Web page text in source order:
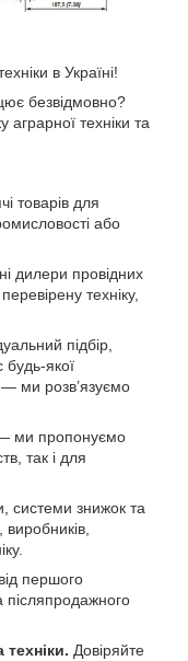
в Україні!
безвідмовно?
техніки та
товарів для
або
дилери провідних
техніку,
підбір,
будь-якої
ми розв’язуємо
ми пропонуємо
так і для
системи знижок та
виробників,
першого
післяпродажного
Довіряйте